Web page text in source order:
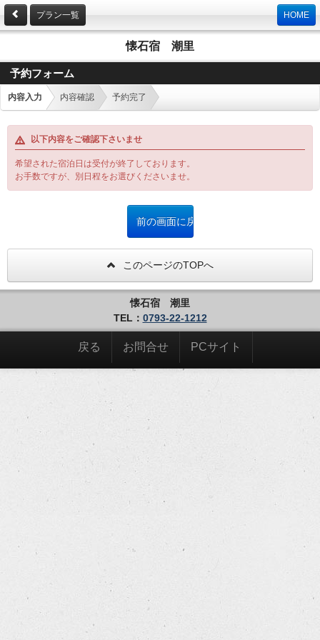
プラン一覧 HOME
懐石宿 潮里
予約フォーム
内容入力 内容確認 予約完了
以下内容をご確認下さいませ
希望された宿泊日は受付が終了しております。
お手数ですが、別日程をお選びくださいませ。
このページのTOPへ
懐石宿 潮里
TEL： 0793-22-1212
戻る お問合せ PCサイト